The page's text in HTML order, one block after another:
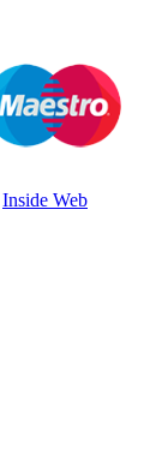
Inside Web